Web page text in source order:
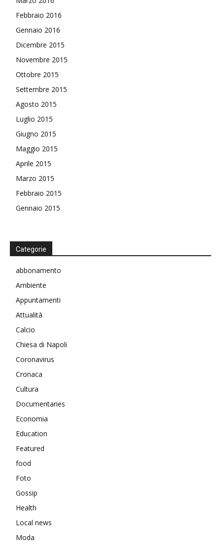
Febbraio 2016
Gennaio 2016
Dicembre 2015
Novembre 2015
Ottobre 2015
Settembre 2015
Agosto 2015
Luglio 2015
Giugno 2015
Maggio 2015
Aprile 2015
Marzo 2015
Febbraio 2015
Gennaio 2015
Categorie
abbonamento
Ambiente
Appuntamenti
Attualità
Calcio
Chiesa di Napoli
Coronavirus
Cronaca
Cultura
Documentaries
Economia
Education
Featured
food
Foto
Gossip
Health
Local news
Moda